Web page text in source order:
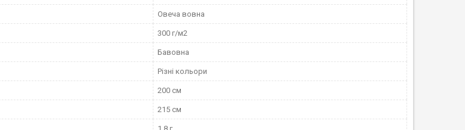
Овеча вовна
300 г/м2
Бавовна
Різні кольори
200 см
215 см